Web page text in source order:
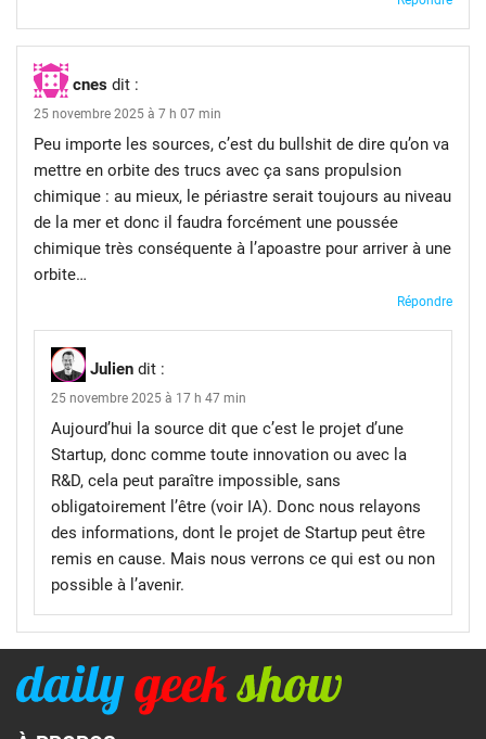
cnes dit :
25 novembre 2025 à 7 h 07 min
Peu importe les sources, c’est du bullshit de dire qu’on va
mettre en orbite des trucs avec ça sans propulsion
chimique : au mieux, le périastre serait toujours au niveau
de la mer et donc il faudra forcément une poussée
chimique très conséquente à l’apoastre pour arriver à une
orbite…
Répondre
Julien dit :
25 novembre 2025 à 17 h 47 min
Aujourd’hui la source dit que c’est le projet d’une
Startup, donc comme toute innovation ou avec la
R&D, cela peut paraître impossible, sans
obligatoirement l’être (voir IA). Donc nous relayons
des informations, dont le projet de Startup peut être
remis en cause. Mais nous verrons ce qui est ou non
possible à l’avenir.